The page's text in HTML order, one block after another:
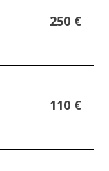
250 €
110 €